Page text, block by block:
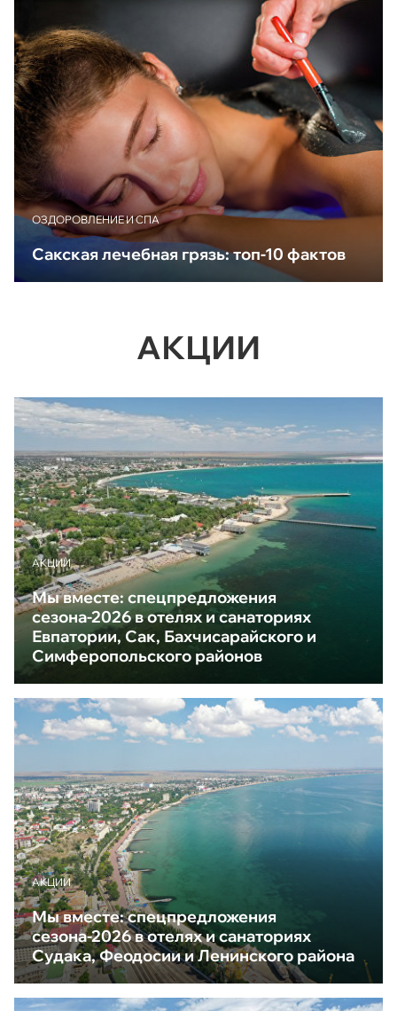
ОЗДОРОВЛЕНИЕ И СПА
Сакская лечебная грязь: топ-10 фактов
АКЦИИ
АКЦИИ
Мы вместе: спецпредложения
сезона-2026 в отелях и санаториях
Евпатории, Сак, Бахчисарайского и
Симферопольского районов
АКЦИИ
Мы вместе: спецпредложения
сезона-2026 в отелях и санаториях
Судака, Феодосии и Ленинского района